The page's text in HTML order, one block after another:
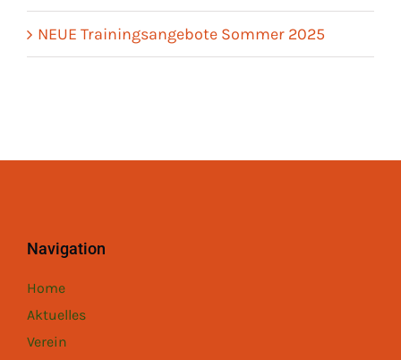
NEUE Trainingsangebote Sommer 2025
Navigation
Home
Aktuelles
Verein